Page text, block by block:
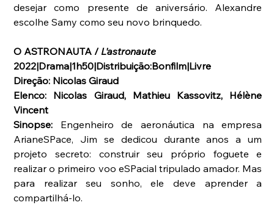
desejar como presente de aniversário. Alexandre
escolhe Samy como seu novo brinquedo.
O ASTRONAUTA / L'astronaute
2022|Drama|1h50|Distribuição:Bonfilm|Livre
Direção: Nicolas Giraud
Elenco: Nicolas Giraud, Mathieu Kassovitz, Hélène
Vincent
Sinopse: Engenheiro de aeronáutica na empresa
ArianeSPace, Jim se dedicou durante anos a um
projeto secreto: construir seu próprio foguete e
realizar o primeiro voo eSPacial tripulado amador. Mas
para realizar seu sonho, ele deve aprender a
compartilhá-lo.